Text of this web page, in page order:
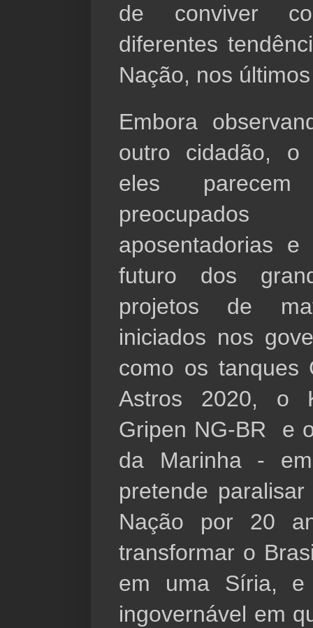
de conviver
diferentes
Nação, nos
Embora
outro cidadão, o
eles  parecem
aposentadorias
futuro dos
projetos de
iniciados nos
como os tanques
Astros 2020, o
Gripen NG-BR  e
da Marinha -
pretende
Nação por 20
transformar o
em uma Síria, e
ingovernável em